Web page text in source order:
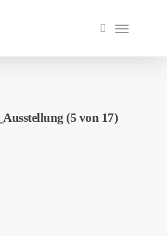
search
Menu
(5 von 17)